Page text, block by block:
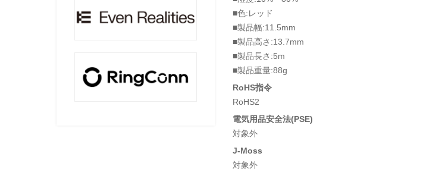
■色:レッド
■製品幅:11.5mm
■製品高さ:13.7mm
■製品長さ:5m
■製品重量:88g
RoHS指令
RoHS2
電気用品安全法(PSE)
対象外
J-Moss
対象外